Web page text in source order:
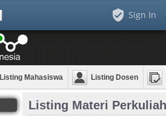
Sign In
Listing Mahasiswa Listing Dosen
Listing Materi